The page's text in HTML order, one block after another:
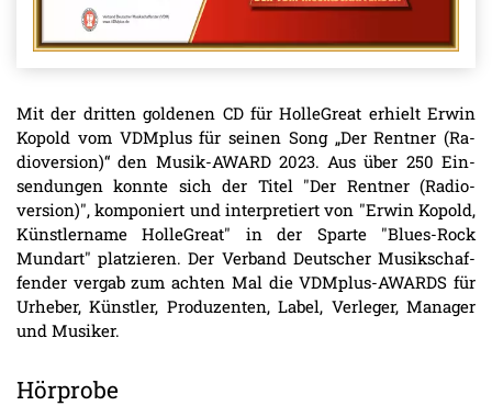
Mit der dritten goldenen CD für HolleGreat erhielt Erwin
Kopold vom VDMplus für seinen Song „Der Rentner (Ra­
dioversion)“ den Musik-AWARD 2023. Aus über 250 Ein­
sendungen konn­te sich der Titel "Der Rentner (Radio­
version)", kom­po­niert und interpretiert von "Erwin Kopold,
Küns­tlername HolleGreat" in der Sparte "Blues-Rock
Mundart" platzieren. Der Verband Deut­scher Musik­schaf­
fender vergab zum achten Mal die VDMplus-AWARDS für
Urheber, Künstler, Produ­zenten, Label, Verleger, Manager
und Musiker.
Hörprobe